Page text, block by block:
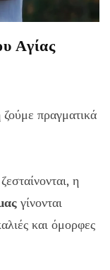
Αγίας
πραγματικά
η
γίνονται
και όμορφες